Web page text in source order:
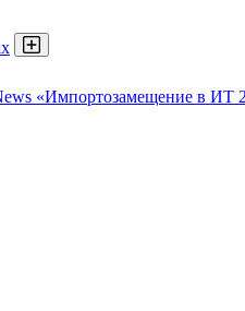
«Импортозамещение в ИТ